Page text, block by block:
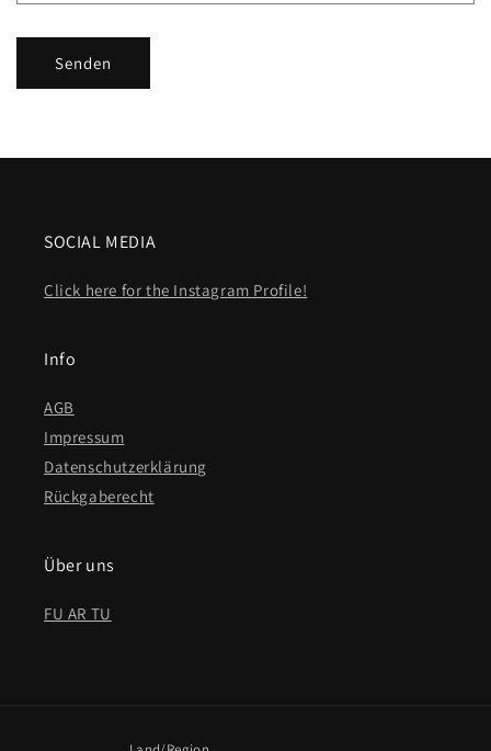
Senden
SOCIAL MEDIA
Click here for the Instagram Profile!
Info
AGB
Impressum
Datenschutzerklärung
Rückgaberecht
Über uns
FU AR TU